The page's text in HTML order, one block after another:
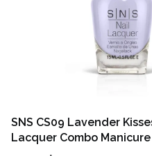
SNS CS09 Lavender
Lacquer Combo